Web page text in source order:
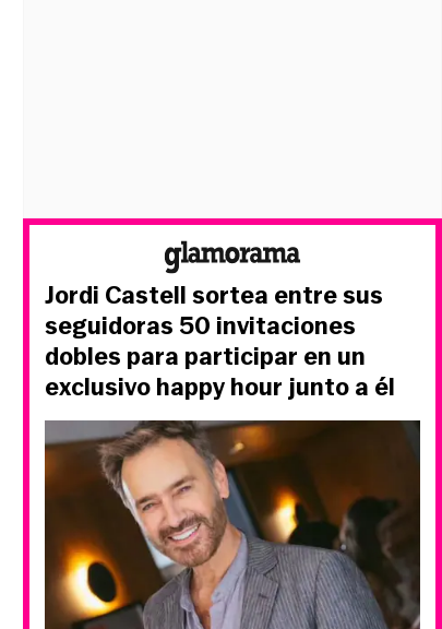
Jordi Castell sortea entre sus
seguidoras 50 invitaciones
dobles para participar en un
exclusivo happy hour junto a él